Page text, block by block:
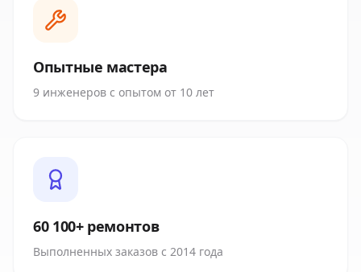
Опытные мастера
9 инженеров с опытом от 10 лет
60 100+ ремонтов
Выполненных заказов с 2014 года